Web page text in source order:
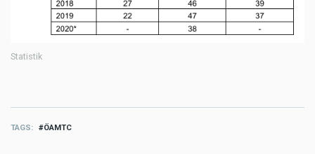
Statistik
TAGS ÖAMTC